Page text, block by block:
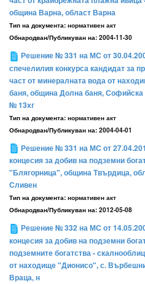
община Варна, област Варна
Тип на документа: нормативен акт
Обнародван/Публикуван на: 2004-11-30
Решение № 331 на МС от
спечелилия конкурса кандидат за
част от минералната вода от
баня, община Долна баня, Софийска
№ 13хг
Тип на документа: нормативен акт
Обнародван/Публикуван на: 2004-04-01
Решение № 331 на МС от
концесия за добив на подземни
"Блягорница", община Твърдица,
Сливен
Тип на документа: нормативен акт
Обнародван/Публикуван на: 2012-05-08
Решение № 332 на МС от
концесия за добив на подземни
подземните богатства -
от находище "Дионисо", с.
Враца, н